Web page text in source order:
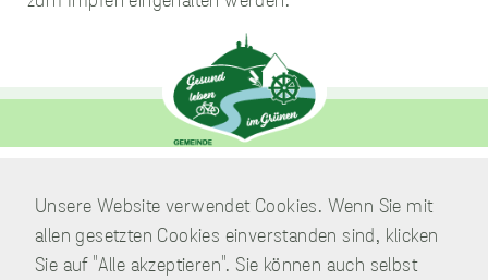
Verwaltung
Am Park 7
38871 Nordharz / OT Wasserleben
Unsere Website verwendet Cookies. Wenn Sie mit
allen gesetzten Cookies einverstanden sind, klicken
Sie auf "Alle akzeptieren". Sie können auch selbst
wie Marketing
Performance
Cookies
Informationen über
die Leistung unserer
Website, Ihren Besuch
sowie Ihre Nutzung